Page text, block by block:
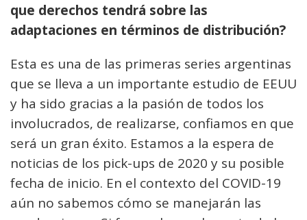
que derechos tendrá sobre las
adaptaciones en términos de distribución?
Esta es una de las primeras series argentinas
que se lleva a un importante estudio de EEUU
y ha sido gracias a la pasión de todos los
involucrados, de realizarse, confiamos en que
será un gran éxito. Estamos a la espera de
noticias de los pick-ups de 2020 y su posible
fecha de inicio. En el contexto del COVID-19
aún no sabemos cómo se manejarán las